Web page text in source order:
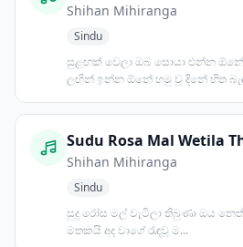
Shihan Mihiranga
Sindu
සුළඟක් වෙලා ඔබ සොයා එන්න
ලඟින් ඉන්න ඕනේ හමු වූ දිනේ හිත
Sudu Rosa Mal Wetila
Shihan Mihiranga
Sindu
සුදු රෝස මල් වැටිලා තිබුණා ඔය
මතකයි අද වාගේ රැඳවූ ම...